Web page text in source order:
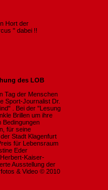
Hort der
" dabei !!
des LOB
Tag der Menschen
Sport-Journalist Dr.
. Bei der "Lesung
Brillen um ihre
Bedingungen
für seine
Stadt Klagenfurt
für Lebensraum
Eder
Kaiser-
Ausstellung der
& Video © 2010